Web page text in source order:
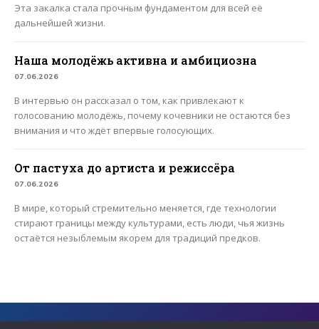
Эта закалка стала прочным фундаментом для всей её
дальнейшей жизни.
Наша молодёжь активна и амбициозна
07.06.2026
В интервью он рассказал о том, как привлекают к
голосованию молодёжь, почему кочевники не остаются без
внимания и что ждёт впервые голосующих.
От пастуха до артиста и режиссёра
07.06.2026
В мире, который стремительно меняется, где технологии
стирают границы между культурами, есть люди, чья жизнь
остаётся незыблемым якорем для традиций предков.